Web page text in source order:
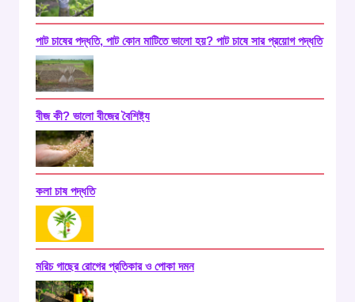
পাট চাষের পদ্ধতি, পাট কোন মাটিতে ভালো হয়? পাট চাষে সার প্রয়োগ পদ্ধতি
বীজ কী? ভালো বীজের বৈশিষ্ট্য
কলা চাষ পদ্ধতি
মরিচ গাছের রোগের প্রতিকার ও পোকা দমন